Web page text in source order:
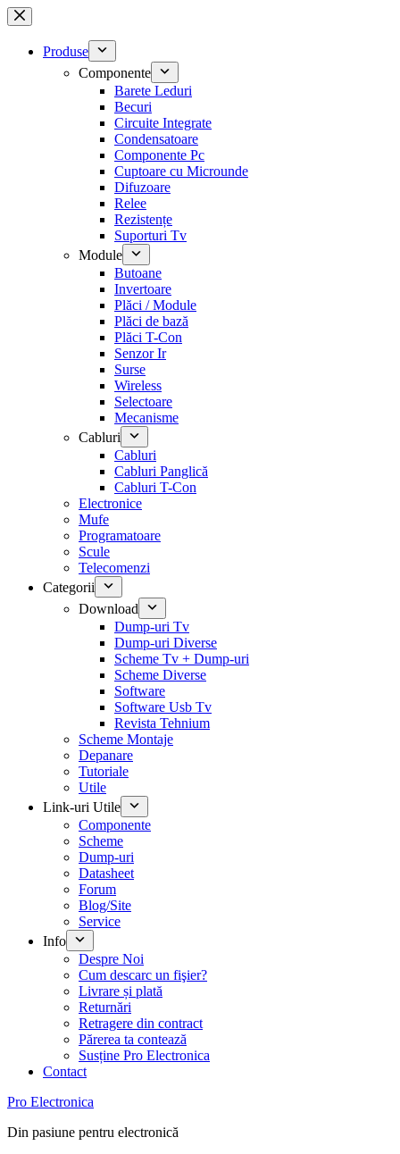
Sari
la
conținutProduse
Componente
Barete Leduri
Becuri
Circuite Integrate
Condensatoare
Componente Pc
Cuptoare cu Microunde
Difuzoare
Relee
Rezistențe
Suporturi Tv
Module
Butoane
Invertoare
Plăci / Module
Plăci de bază
Plăci T-Con
Senzor Ir
Surse
Wireless
Selectoare
Mecanisme
Cabluri
Cabluri
Cabluri Panglică
Cabluri T-Con
Electronice
Mufe
Programatoare
Scule
Telecomenzi
Categorii
Download
Dump-uri Tv
Dump-uri Diverse
Scheme Tv + Dump-uri
Scheme Diverse
Software
Software Usb Tv
Revista Tehnium
Scheme Montaje
Depanare
Tutoriale
Utile
Link-uri Utile
Componente
Scheme
Dump-uri
Datasheet
Forum
Blog/Site
Service
Info
Despre Noi
Cum descarc un fişier?
Livrare și plată
Returnări
Retragere din contract
Părerea ta contează
Susține Pro Electronica
Contact
Pro Electronica
Din pasiune pentru electronică